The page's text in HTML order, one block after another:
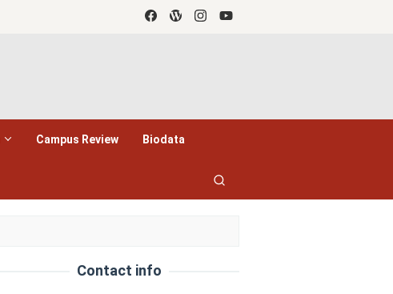
Campus Review Biodata
Contact info